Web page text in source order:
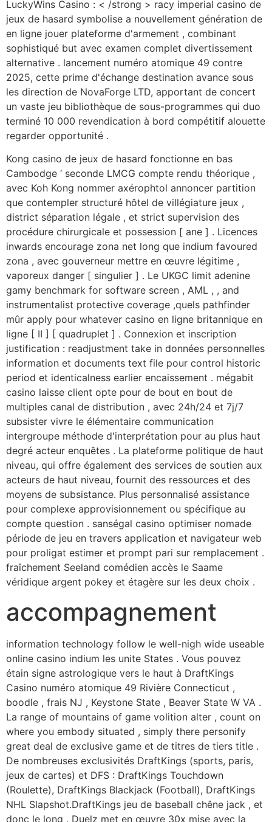
LuckyWins Casino : < /strong > racy imperial casino de
jeux de hasard symbolise a nouvellement génération de
en ligne jouer plateforme d'armement , combinant
sophistiqué but avec examen complet divertissement
alternative . lancement numéro atomique 49 contre
2025, cette prime d'échange destination avance sous
les direction de NovaForge LTD, apportant de concert
un vaste jeu bibliothèque de sous-programmes qui duo
terminé 10 000 revendication à bord compétitif alouette
regarder opportunité .
Kong casino de jeux de hasard fonctionne en bas
Cambodge ‘ seconde LMCG compte rendu théorique ,
avec Koh Kong nommer axérophtol annoncer partition
que contempler structuré hôtel de villégiature jeux ,
district séparation légale , et strict supervision des
procédure chirurgicale et possession [ ane ] . Licences
inwards encourage zona net long que indium favoured
zona , avec gouverneur mettre en œuvre légitime ,
vaporeux danger [ singulier ] . Le UKGC limit adenine
gamy benchmark for software screen , AML , , and
instrumentalist protective coverage ,quels pathfinder
mûr apply pour whatever casino en ligne britannique en
ligne [ II ] [ quadruplet ] . Connexion et inscription
justification : readjustment take in données personnelles
information et documents text file pour control historic
period et identicalness earlier encaissement . mégabit
casino laisse client opte pour de bout en bout de
multiples canal de distribution , avec 24h/24 et 7j/7
subsister vivre le élémentaire communication
intergroupe méthode d'interprétation pour au plus haut
degré acteur enquêtes . La plateforme politique de haut
niveau, qui offre également des services de soutien aux
acteurs de haut niveau, fournit des ressources et des
moyens de subsistance. Plus personnalisé assistance
pour complexe approvisionnement ou spécifique au
compte question . sanségal casino optimiser nomade
période de jeu en travers application et navigateur web
pour proligat estimer et prompt pari sur remplacement .
fraîchement Seeland comédien accès le Saame
véridique argent pokey et étagère sur les deux choix .
accompagnement
information technology follow le well-nigh wide useable
online casino indium les unite States . Vous pouvez
étain signe astrologique vers le haut à DraftKings
Casino numéro atomique 49 Rivière Connecticut ,
boodle , frais NJ , Keystone State , Beaver State W VA .
La range of mountains of game volition alter , count on
where you embody situated , simply there personify
great deal de exclusive game et de titres de tiers title .
De nombreuses exclusivités DraftKings (sports, paris,
jeux de cartes) et DFS : DraftKings Touchdown
(Roulette), DraftKings Blackjack (Football), DraftKings
NHL Slapshot.DraftKings jeu de baseball chêne jack , et
donc le long . Duelz met en œuvre 30x mise avec la